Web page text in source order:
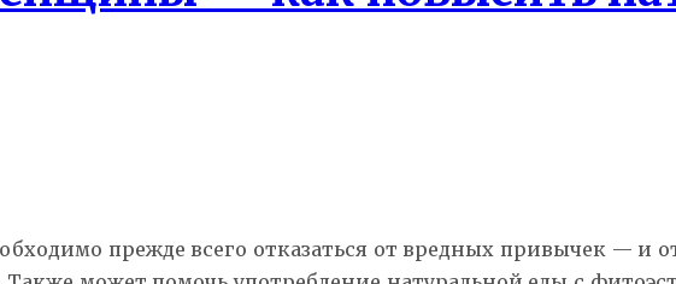
прежде всего отказаться от вредных привычек — и